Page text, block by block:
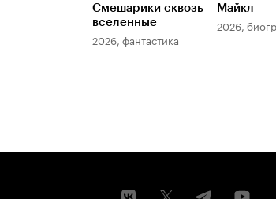
Смешарики сквозь
вселенные
2026, фантастика
Майкл
2026,